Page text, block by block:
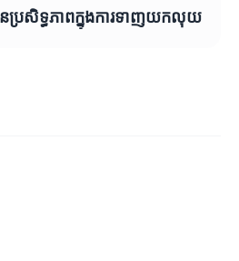
នប្រសិទ្ធភាពក្នុងការទាញយកលុយ